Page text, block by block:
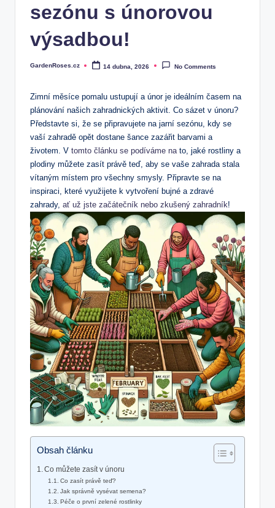
sezónu s únorovou
výsadbou!
Posted
GardenRoses.cz 14 dubna, 2026 No Comments
Zimní měsíce pomalu ustupují a únor je ideálním časem na
plánování našich zahradnických aktivit. Co sázet v únoru?
Představte si, že se připravujete na jarní sezónu, kdy se
vaší zahradě opět dostane šance zazářit barvami a
životem. V tomto článku se podíváme nato, jaké rostliny a
plodiny můžete zasít právě teď, aby se vaše zahrada stala
vítaným místem pro všechny smysly. Připravte se na
inspiraci, které využijete k vytvoření bujné a zdravé
zahrady, ať už jste začátečník nebo zkušený zahradník!
Obsah článku
Co můžete zasít v únoru
Co zasít právě teď?
Jak správně vysévat semena?
Péče o první zelené rostlinky